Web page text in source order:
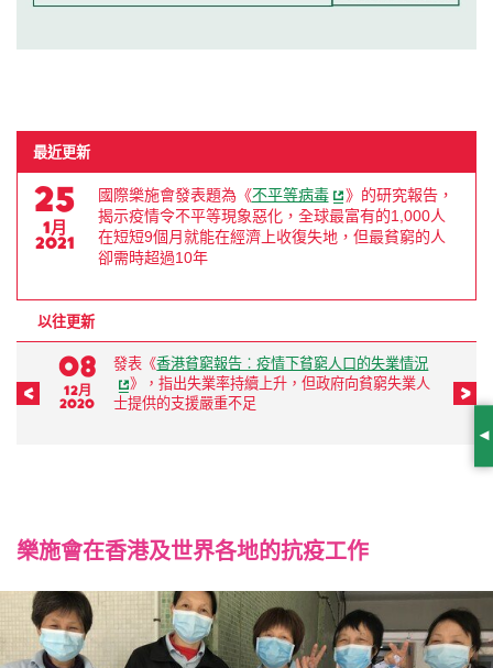
最近更新
25
1月
2021
國際樂施會發表題為《不平等病毒
》的研究報告，
揭示疫情令不平等現象惡化，全球最富有的1,000人
在短短9個月就能在經濟上收復失地，但最貧窮的人
卻需時超過10年
以往更新
前一頁
08
12月
2020
發表《香港貧窮報告︰疫情下貧窮人口的失業情況
》，指出失業率持續上升，但政府向貧窮失業人
士提供的支援嚴重不足
後
樂施會在香港及世界各地的抗疫工作